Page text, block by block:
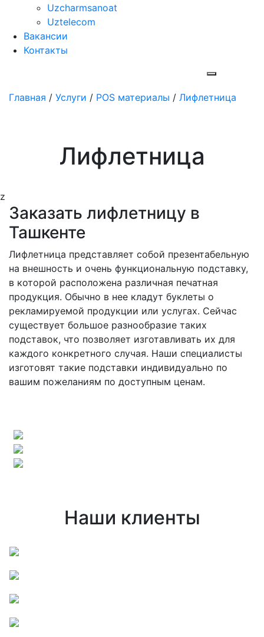
Uzcharmsanoat
Uztelecom
Вакансии
Контакты
Главная / Услуги / POS материалы / Лифлетница
Лифлетница
z
Заказать лифлетницу в
Ташкенте
Лифлетница представляет собой презентабельную
на внешность и очень функциональную подставку,
в которой расположена различная печатная
продукция. Обычно в нее кладут буклеты о
рекламируемой продукции или услугах. Сейчас
существует большое разнообразие таких
подставок, что позволяет изготавливать их для
каждого конкретного случая. Наши специалисты
изготовят такие подставки индивидуально по
вашим пожеланиям по доступным ценам.
Наши клиенты